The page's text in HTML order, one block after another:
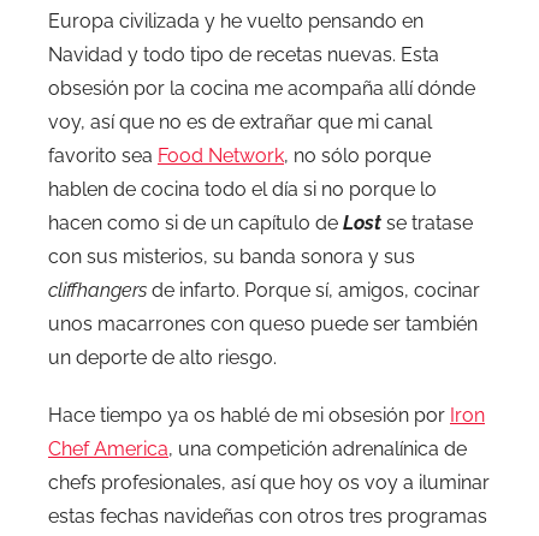
Europa civilizada y he vuelto pensando en
Navidad y todo tipo de recetas nuevas. Esta
obsesión por la cocina me acompaña allí dónde
voy, así que no es de extrañar que mi canal
favorito sea Food Network, no sólo porque
hablen de cocina todo el día si no porque lo
hacen como si de un capítulo de Lost se tratase
con sus misterios, su banda sonora y sus
cliffhangers de infarto. Porque sí, amigos, cocinar
unos macarrones con queso puede ser también
un deporte de alto riesgo.
Hace tiempo ya os hablé de mi obsesión por Iron
Chef America, una competición adrenalínica de
chefs profesionales, así que hoy os voy a iluminar
estas fechas navideñas con otros tres programas